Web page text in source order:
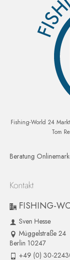
Fishing-World 24
Tom
Beratung
Kontakt
FISHING-
Sven Hesse
Müggelstraße 24
Berlin 10247
+49 (0) 30-